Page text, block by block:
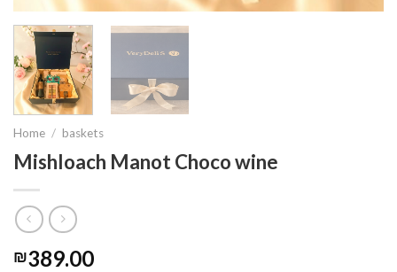
Home / baskets
Mishloach Manot Choco wine
₪389.00